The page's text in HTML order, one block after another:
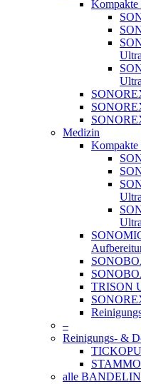
Kompakte
Medizin
Kompakte
TRISON
–
Reinigungs- &
alle BANDELIN